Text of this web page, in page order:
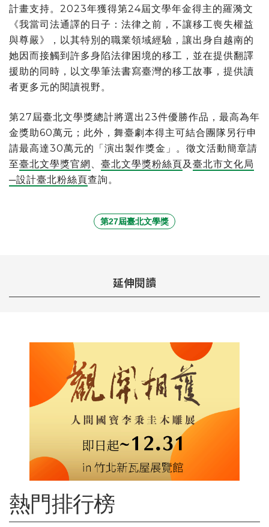
計畫支持。2023年獲得第24屆文學年金得主的羅漪文
《我當司法通譯的日子：法律之前，不讓移工喪失權益
與尊嚴》，以其特別的職業領域經驗，讓出身自越南的
她因而接觸到許多身陷法律困境的移工，並在提供翻譯
援助的同時，以文學筆法書寫臺灣的移工故事，提供讀
者更多元的閱讀視野。
第27屆臺北文學獎總計將選出23件優勝作品，最高為年
金獎助60萬元；此外，舞臺劇本得主可結合團隊另行申
請最高達30萬元的「演出製作獎金」。徵文活動簡章請
至臺北文學獎官網 、 臺北文學獎粉絲頁及 臺北市文化局
─設計臺北粉絲頁查詢。
第27屆臺北文學獎
延伸閱讀
熱門排行榜